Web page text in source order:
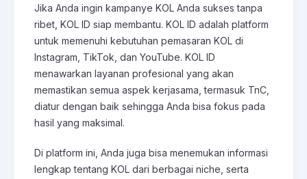
Jika Anda ingin kampanye KOL Anda sukses tanpa
ribet, KOL ID siap membantu. KOL ID adalah platform
untuk memenuhi kebutuhan pemasaran KOL di
Instagram, TikTok, dan YouTube. KOL ID
menawarkan layanan profesional yang akan
memastikan semua aspek kerjasama, termasuk TnC,
diatur dengan baik sehingga Anda bisa fokus pada
hasil yang maksimal.
Di platform ini, Anda juga bisa menemukan informasi
lengkap tentang KOL dari berbagai niche, serta